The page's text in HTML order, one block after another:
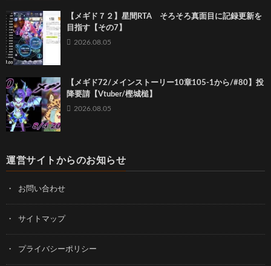
【メギド７２】星間RTA そろそろ真面目に記録更新を
目指す【その7】
2026.08.05
【メギド72/メインストーリー10章105-1から/#80】投
降要請【Vtuber/樫城槌】
2026.08.05
運営サイトからのお知らせ
お問い合わせ
サイトマップ
プライバシーポリシー